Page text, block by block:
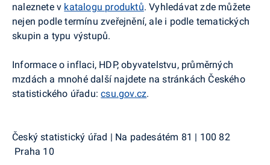
naleznete v katalogu produktů. Vyhledávat zde můžete
nejen podle termínu zveřejnění, ale i podle tematických
skupin a typu výstupů.
Informace o inflaci, HDP, obyvatelstvu, průměrných
mzdách a mnohé další najdete na stránkách Českého
statistického úřadu:csu.gov.cz.
Český statistický úřad | Na padesátém 81 | 100 82
Praha 10